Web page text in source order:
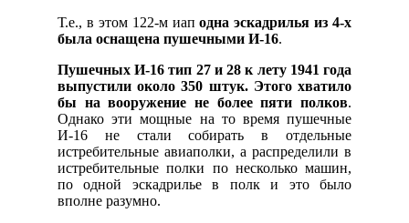
Т.е., в этом 122-м иаподна эскадрилья из 4-х
была оснащена пушечными И-16.
Пушечных И-16 тип 27 и 28 к лету 1941 года
выпустили около 350 штук. Этого хватило
бы на вооружение не более пяти полков.
Однако эти мощные на то время пушечные
И-16 не стали собирать в отдельные
истребительные авиаполки, а распределили в
истребительные полки по несколько машин,
по одной эскадрилье в полк и это было
вполне разумно.